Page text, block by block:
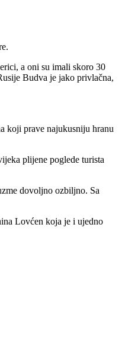
a oni su imali skoro 30
Budva je jako privlačna,
koji prave najukusniju hranu
plijene poglede turista
dovoljno ozbiljno. Sa
Lovćen koja je i ujedno